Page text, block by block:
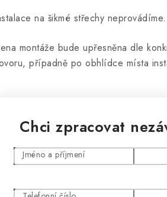
na šikmé střechy neprovádíme.
montáže bude upřesněna dle
případně po obhlídce místa
Chci zpracovat
Jméno a příjmení